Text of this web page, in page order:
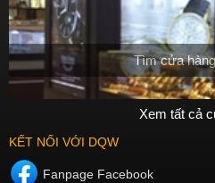
Tìm cửa
Xem tất cả
KẾT NỐI VỚI DQW
Fanpage Facebook